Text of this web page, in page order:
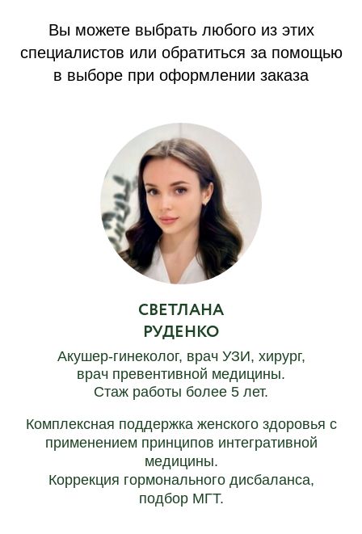
Вы можете выбрать любого из этих
специалистов или обратиться за помощью
в выборе при оформлении заказа
СВЕТЛАНА
РУДЕНКО
Акушер-гинеколог, врач УЗИ, хирург,
врач превентивной медицины.
Стаж работы более 5 лет.
Комплексная поддержка женского здоровья с
применением принципов интегративной
медицины.
Коррекция гормонального дисбаланса,
подбор МГТ.